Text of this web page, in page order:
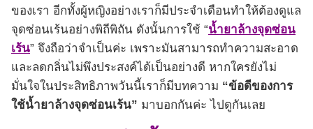
ของเรา อีกทั้งผู้หญิงอย่างเราก็มีประจำเดือนทำให้ต้องดูแล
จุดซ่อนเร้นอย่างพิถีพิถัน ดังนั้นการใช้ “น้ำยาล้างจุดซ่อน
เร้น” จึงถือว่าจำเป็นค่ะ เพราะมันสามารถทำความสะอาด
และลดกลิ่นไม่พึงประสงค์ได้เป็นอย่างดี หากใครยังไม่
มั่นใจในประสิทธิภาพวันนี้เราก็มีบทความ “ข้อดีของการ
ใช้น้ำยาล้างจุดซ่อนเร้น” มาบอกกันค่ะ ไปดูกันเลย